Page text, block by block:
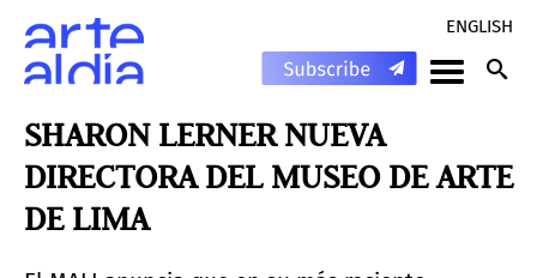
ENGLISH
SHARON LERNER NUEVA
DIRECTORA DEL MUSEO DE ARTE
DE LIMA